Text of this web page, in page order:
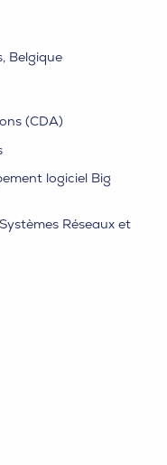
Belgique
(CDA)
logiciel Big
Réseaux et